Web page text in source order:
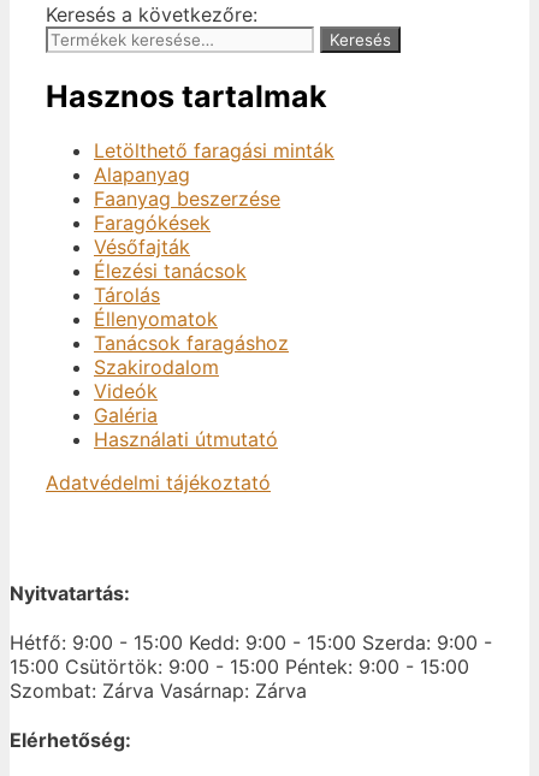
Keresés a következőre:
Keresés
Hasznos tartalmak
Letölthető faragási minták
Alapanyag
Faanyag beszerzése
Faragókések
Vésőfajták
Élezési tanácsok
Tárolás
Éllenyomatok
Tanácsok faragáshoz
Szakirodalom
Videók
Galéria
Használati útmutató
Adatvédelmi tájékoztató
Nyitvatartás:
Hétfő: 9:00 - 15:00 Kedd: 9:00 - 15:00 Szerda: 9:00 -
15:00 Csütörtök: 9:00 - 15:00 Péntek: 9:00 - 15:00
Szombat: Zárva Vasárnap: Zárva
Elérhetőség: